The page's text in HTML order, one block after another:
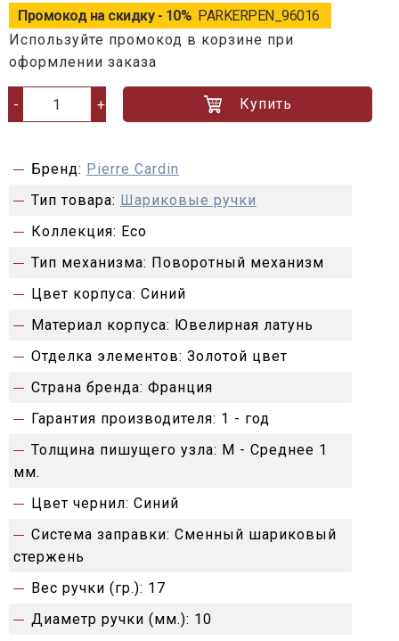
Промокод на скидку - 10% PARKERPEN_96016
Используйте промокод в корзине при
оформлении заказа
- + Купить
Бренд: Pierre Cardin
Тип товара: Шариковые ручки
Коллекция: Eco
Тип механизма: Поворотный механизм
Цвет корпуса: Синий
Материал корпуса: Ювелирная латунь
Отделка элементов: Золотой цвет
Страна бренда: Франция
Гарантия производителя: 1 - год
Толщина пишущего узла: M - Среднее 1
мм.
Цвет чернил: Синий
Система заправки: Сменный шариковый
стержень
Вес ручки (гр.): 17
Диаметр ручки (мм.): 10